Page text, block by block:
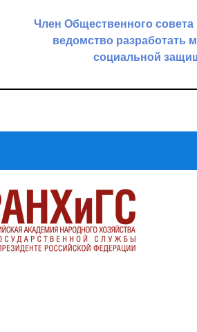
Член Общественного
ведомство
социальной